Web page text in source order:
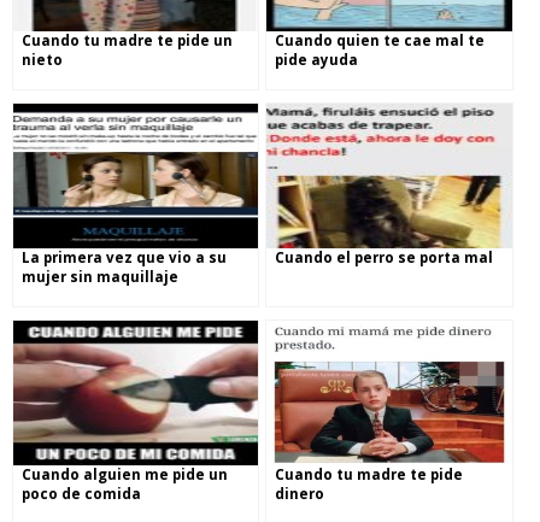
Cuando tu madre te pide un
nieto
Cuando quien te cae mal te
pide ayuda
La primera vez que vio a su
mujer sin maquillaje
Cuando el perro se porta mal
Cuando alguien me pide un
poco de comida
Cuando tu madre te pide
dinero